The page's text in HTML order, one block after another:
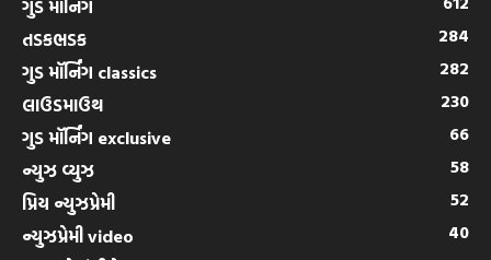
ગુડ મૉર્નિંગ
તડકભડક
284
ગુડ મૉર્નિંગ classics
282
લાઉડમાઉથ
230
ગુડ મૉર્નિંગ exclusive
66
ન્યુઝ વ્યુઝ
58
પ્રિય ન્યુઝપ્રેમી
52
ન્યુઝપ્રેમી video
40